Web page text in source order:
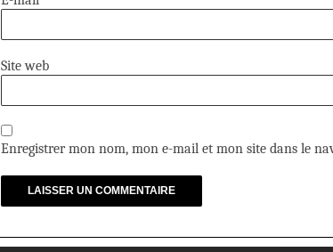
Site web
Enregistrer mon nom, mon e-mail et mon site dans le